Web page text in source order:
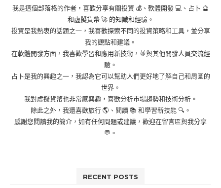
我是這個部落格的作者，喜歡分享有關投資 💰、軟體開發 💻、占卜 🔮
和虛擬貨幣 🚀 的知識和經驗。
投資是我熱衷的話題之一，我喜歡探索不同的投資策略和工具，並分享
我的觀點和建議。
在軟體開發方面，我喜歡學習和應用新技術，並與其他開發人員交流經
驗。
占卜是我的興趣之一，我認為它可以幫助人們更好地了解自己和周圍的
世界。
我對虛擬貨幣也非常感興趣，喜歡分析市場趨勢和技術分析。
除此之外，我還喜歡旅行 🌎、閱讀 📚 和學習新技能 🔍。
感謝您閱讀我的簡介，如有任何問題或建議，歡迎在留言區與我分享
💬。
RECENT POSTS